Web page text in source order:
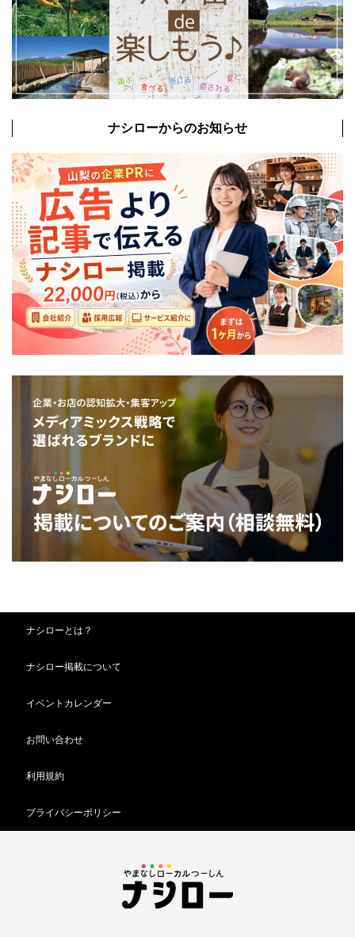
ナシローからのお知らせ
ナシローとは？
ナシロー掲載について
イベントカレンダー
お問い合わせ
利用規約
プライバシーポリシー